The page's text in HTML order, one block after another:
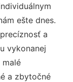
ešte dnes.
a
vykonanej
malé
a zbytočné